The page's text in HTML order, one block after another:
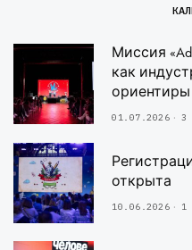
Миссия
как
ориентиры
01.07.2026 3
открыта
10.06.2026 1